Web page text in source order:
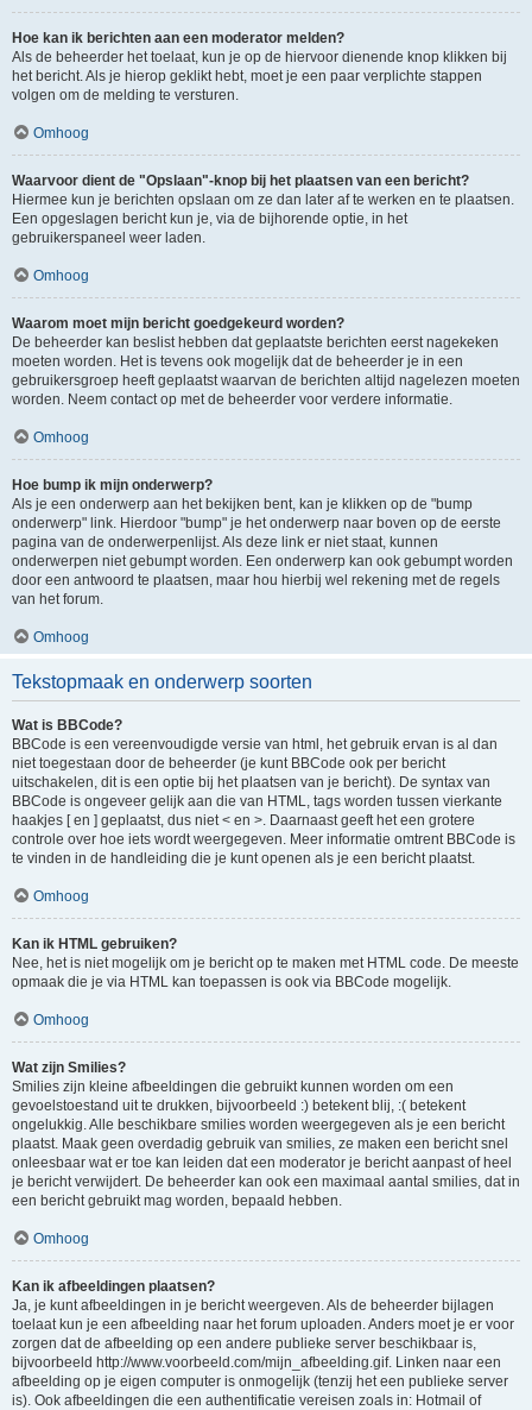
Hoe kan ik berichten aan een moderator melden?
Als de beheerder het toelaat, kun je op de hiervoor dienende knop klikken bij
het bericht. Als je hierop geklikt hebt, moet je een paar verplichte stappen
volgen om de melding te versturen.
Omhoog
Waarvoor dient de "Opslaan"-knop bij het plaatsen van een bericht?
Hiermee kun je berichten opslaan om ze dan later af te werken en te plaatsen.
Een opgeslagen bericht kun je, via de bijhorende optie, in het
gebruikerspaneel weer laden.
Omhoog
Waarom moet mijn bericht goedgekeurd worden?
De beheerder kan beslist hebben dat geplaatste berichten eerst nagekeken
moeten worden. Het is tevens ook mogelijk dat de beheerder je in een
gebruikersgroep heeft geplaatst waarvan de berichten altijd nagelezen moeten
worden. Neem contact op met de beheerder voor verdere informatie.
Omhoog
Hoe bump ik mijn onderwerp?
Als je een onderwerp aan het bekijken bent, kan je klikken op de "bump
onderwerp" link. Hierdoor "bump" je het onderwerp naar boven op de eerste
pagina van de onderwerpenlijst. Als deze link er niet staat, kunnen
onderwerpen niet gebumpt worden. Een onderwerp kan ook gebumpt worden
door een antwoord te plaatsen, maar hou hierbij wel rekening met de regels
van het forum.
Omhoog
Tekstopmaak en onderwerp soorten
Wat is BBCode?
BBCode is een vereenvoudigde versie van html, het gebruik ervan is al dan
niet toegestaan door de beheerder (je kunt BBCode ook per bericht
uitschakelen, dit is een optie bij het plaatsen van je bericht). De syntax van
BBCode is ongeveer gelijk aan die van HTML, tags worden tussen vierkante
haakjes [ en ] geplaatst, dus niet < en >. Daarnaast geeft het een grotere
controle over hoe iets wordt weergegeven. Meer informatie omtrent BBCode is
te vinden in de handleiding die je kunt openen als je een bericht plaatst.
Omhoog
Kan ik HTML gebruiken?
Nee, het is niet mogelijk om je bericht op te maken met HTML code. De meeste
opmaak die je via HTML kan toepassen is ook via BBCode mogelijk.
Omhoog
Wat zijn Smilies?
Smilies zijn kleine afbeeldingen die gebruikt kunnen worden om een
gevoelstoestand uit te drukken, bijvoorbeeld :) betekent blij, :( betekent
ongelukkig. Alle beschikbare smilies worden weergegeven als je een bericht
plaatst. Maak geen overdadig gebruik van smilies, ze maken een bericht snel
onleesbaar wat er toe kan leiden dat een moderator je bericht aanpast of heel
je bericht verwijdert. De beheerder kan ook een maximaal aantal smilies, dat in
een bericht gebruikt mag worden, bepaald hebben.
Omhoog
Kan ik afbeeldingen plaatsen?
Ja, je kunt afbeeldingen in je bericht weergeven. Als de beheerder bijlagen
toelaat kun je een afbeelding naar het forum uploaden. Anders moet je er voor
zorgen dat de afbeelding op een andere publieke server beschikbaar is,
bijvoorbeeld http://www.voorbeeld.com/mijn_afbeelding.gif. Linken naar een
afbeelding op je eigen computer is onmogelijk (tenzij het een publieke server
is). Ook afbeeldingen die een authentificatie vereisen zoals in: Hotmail of